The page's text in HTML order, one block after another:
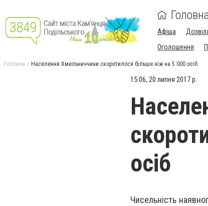
Афіша
Оголошення
Головна Населення Хмельниччини скоротилося більше ніж на 5 000 осіб
15:06, 20 липня 2017 р.
осіб
Чисельність